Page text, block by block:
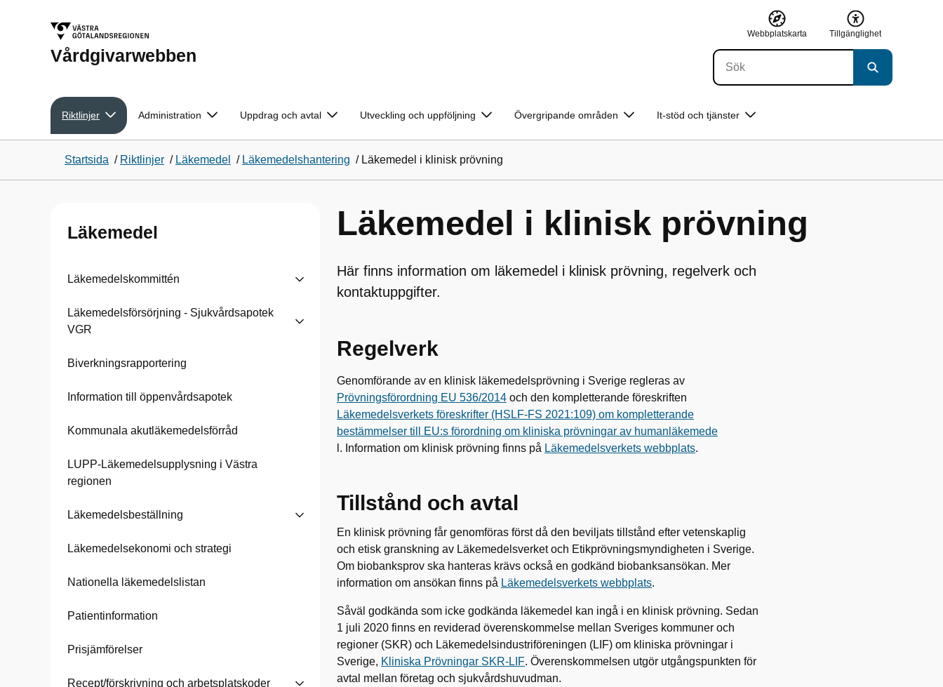
Vårdgivarwebben
Webbplatskarta Tillgänglighet
Riktlinjer Administration Uppdrag och avtal Utveckling och uppföljning Övergripande områden It-stöd och tjänster
Startsida / Riktlinjer / Läkemedel / Läkemedelshantering / Läkemedel i klinisk prövning
Läkemedel
Läkemedelskommittén
Läkemedelsförsörjning - Sjukvårdsapotek
VGR
Biverkningsrapportering
Information till öppenvårdsapotek
Kommunala akutläkemedelsförråd
LUPP-Läkemedelsupplysning i Västra
regionen
Läkemedelsbeställning
Läkemedelsekonomi och strategi
Nationella läkemedelslistan
Patientinformation
Prisjämförelser
Recept/förskrivning och arbetsplatskoder
Läkemedel i klinisk prövning
Här finns information om läkemedel i klinisk prövning, regelverk och
kontaktuppgifter.
Regelverk
Genomförande av en klinisk läkemedelsprövning i Sverige regleras av
Prövningsförordning EU 536/2014 och den kompletterande föreskriften
Läkemedelsverkets föreskrifter (HSLF‍-‍FS 2021:109) om kompletterande
bestämmelser till EU:s förordning om kliniska prövningar av humanläkemede
l. Information om klinisk prövning finns på Läkemedelsverkets webbplats.
Tillstånd och avtal
En klinisk prövning får genomföras först då den beviljats tillstånd efter vetenskaplig
och etisk granskning av Läkemedelsverket och Etikprövningsmyndigheten i Sverige.
Om biobanksprov ska hanteras krävs också en godkänd biobanksansökan. Mer
information om ansökan finns på Läkemedelsverkets webbplats.
Såväl godkända som icke godkända läkemedel kan ingå i en klinisk prövning. Sedan
1 juli 2020 finns en reviderad överenskommelse mellan Sveriges kommuner och
regioner (SKR) och Läkemedelsindustriföreningen (LIF) om kliniska prövningar i
Sverige, Kliniska Prövningar SKR-LIF. Överenskommelsen utgör utgångspunkten för
avtal mellan företag och sjukvårdshuvudman.